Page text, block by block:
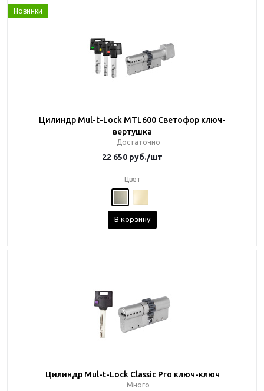
Новинки
Цилиндр Mul-t-Lock MTL600 Светофор ключ-
вертушка
Достаточно
22 650 руб./шт
Цвет
В корзину
Цилиндр Mul-t-Lock Classic Pro ключ-ключ
Много